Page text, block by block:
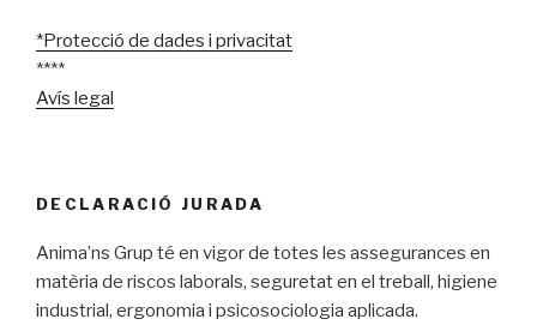
*Protecció de dades i privacitat
****
Avís legal
DECLARACIÓ JURADA
Anima’ns Grup té en vigor de totes les assegurances en
matèria de riscos laborals, seguretat en el treball, higiene
industrial, ergonomia i psicosociologia aplicada.